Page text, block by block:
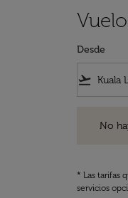
Desde
flight_takeoff
No
* Las tarifas
servicios